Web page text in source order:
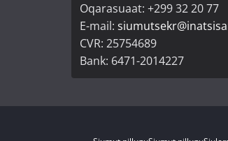
Oqarasuaat: +299 32 20 77
E-mail:
CVR: 25754689
Bank: 6471-2014227